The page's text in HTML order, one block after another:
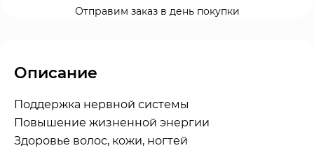
Отправим заказ в день покупки
Описание
Поддержка нервной системы
Повышение жизненной энергии
Здоровье волос, кожи, ногтей